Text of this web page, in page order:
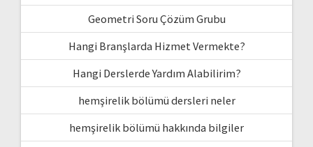
Geometri Soru Çözüm Grubu
Hangi Branşlarda Hizmet Vermekte?
Hangi Derslerde Yardım Alabilirim?
hemşirelik bölümü dersleri neler
hemşirelik bölümü hakkında bilgiler